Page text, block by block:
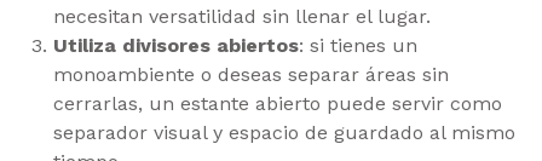
necesitan versatilidad sin llenar el lugar.
Utiliza divisores abiertos: si tienes un
monoambiente o deseas separar áreas sin
cerrarlas, un estante abierto puede servir como
separador visual y espacio de guardado al mismo